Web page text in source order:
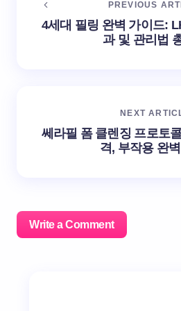
PREVIOUS
4세대 필링 완벽 가이드:
과 및 관리법
NEXT
쎄라필 폼 클렌징 프로토
격, 부작용 완
Write a Comment